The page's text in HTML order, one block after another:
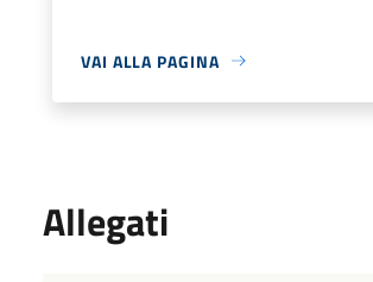
VAI ALLA PAGINA
Allegati